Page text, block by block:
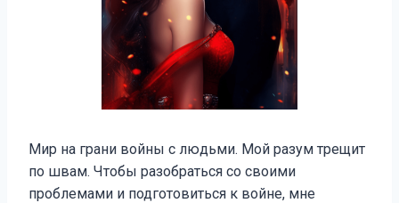
Мир на грани войны с людьми. Мой разум трещит
по швам. Чтобы разобраться со своими
проблемами и подготовиться к войне, мне